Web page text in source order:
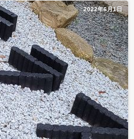
2022年6月1日